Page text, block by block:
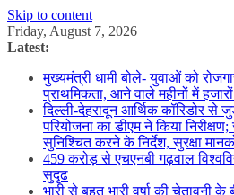
Skip to content
Friday, August 7, 2026
Latest:
मुख्यमंत्री धामी बोले- युवाओं को
प्राथमिकता, आने वाले महीनों में हजारों
दिल्ली-देहरादून आर्थिक कॉरिडोर से
परियोजना का डीएम ने किया निरीक्षण;
सुनिश्चित करने के निर्देश, सुरक्षा
459 करोड़ से एचएनबी गढ़वाल
सुदृढ
भारी से बहुत भारी वर्षा की चेतावनी